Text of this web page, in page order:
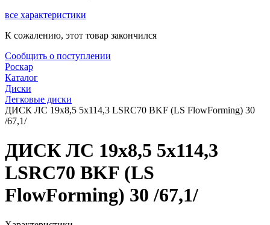
все характеристики
К сожалению, этот товар закончился
Сообщить о поступлении
Роскар
Каталог
Диски
Легковые диски
ДИСК ЛС 19x8,5 5x114,3 LSRC70 BKF (LS FlowForming) 30
/67,1/
ДИСК ЛС 19x8,5 5x114,3
LSRC70 BKF (LS
FlowForming) 30 /67,1/